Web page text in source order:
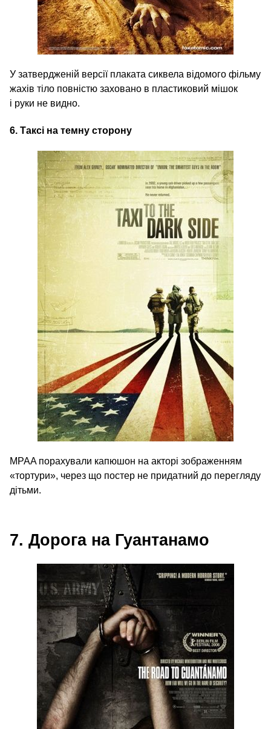
У затвердженій версії плаката сиквела відомого фільму
жахів тіло повністю заховано в пластиковий мішок
і руки не видно.
6. Таксі на темну сторону
MPAA порахували капюшон на акторі зображенням
«тортури», через що постер не придатний до перегляду
дітьми.
7. Дорога на Гуантанамо